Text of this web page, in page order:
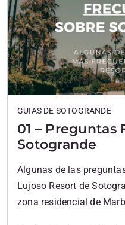
01 – Preguntas
Sotogrande
GUIAS DE SOTOGRANDE
Algunas de las
Lujoso Resort de
zona residencial de